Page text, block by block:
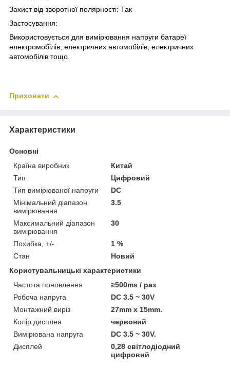
Захист від зворотної полярності: Так
Застосування:
Використовується для вимірювання напруги батареї
електромобілів, електричних автомобілів, електричних
автомобілів тощо.
Приховати
Характеристики
Основні
Країна виробник
Китай
Тип
Цифровий
Тип вимірюваної напруги
DC
Мінімальний діапазон
вимірювання
3.5
Максимальний діапазон
вимірювання
30
Похибка, +/-
1 %
Стан
Новий
Користувальницькі характеристики
Частота поновлення
≥500ms / раз
Робоча напруга
DC 3.5 ~ 30V
Монтажний виріз
27mm х 15mm.
Колір дисплея
червоний
Вимірювана напруга
DC 3.5 ~ 30V.
Дисплей
0,28 світлодіодний
цифровий